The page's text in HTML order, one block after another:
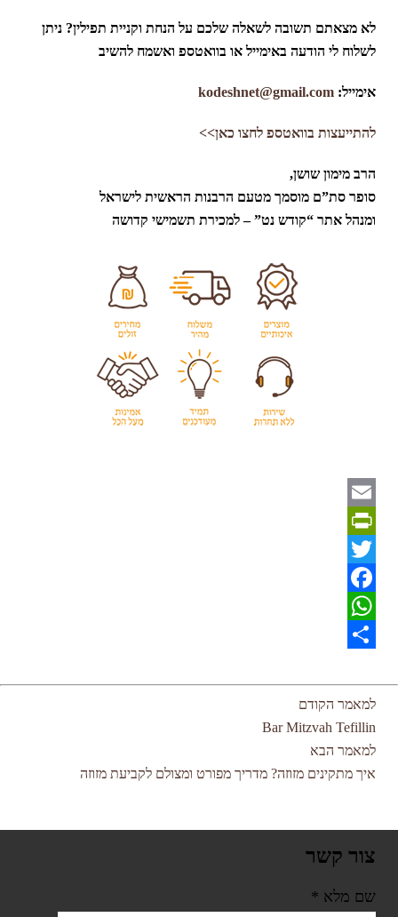
לא מצאתם תשובה לשאלה שלכם על הנחת וקניית תפילין? ניתן
לשלוח לי הודעה באימייל או בוואטספ ואשמח להשיב
אימייל: kodeshnet@gmail.com
להתייעצות בוואטספ לחצו כאן>>
הרב מימון שושן,
סופר סת”ם מוסמך מטעם הרבנות הראשית לישראל
ומנהל אתר “קודש נט” – למכירת תשמישי קדושה
Email
PrintFriendly
Twitter
Facebook
WhatsApp
למאמר הקודם
Bar Mitzvah Tefillin
למאמר הבא
איך מתקינים מזוזה? מדריך מפורט ומצולם לקביעת מזוזה
צור קשר
שם מלא *